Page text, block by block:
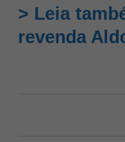
> Leia
revenda